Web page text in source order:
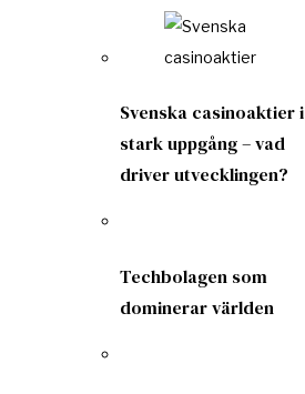
Svenska casinoaktier i
stark uppgång – vad
driver utvecklingen?
Techbolagen som
dominerar världen